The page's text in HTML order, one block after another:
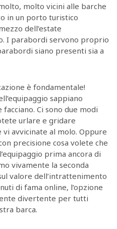
molto vicini alle barche
in un porto turistico
dell’estate
I parabordi servono proprio
siano presenti sia a
è fondamentale!
sappiano
Ci sono due modi
urlare e gridare
avvicinate al molo. Oppure
precisione cosa volete che
prima ancora di
vivamente la seconda
valore dell’intrattenimento
di fama online, l’opzione
divertente per tutti
barca.